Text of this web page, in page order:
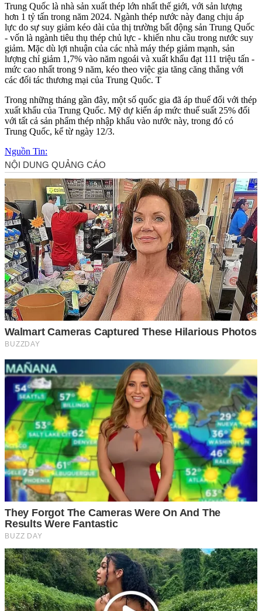
Trung Quốc là nhà sản xuất thép lớn nhất thế giới, với sản lượng
hơn 1 tỷ tấn trong năm 2024. Ngành thép nước này đang chịu áp
lực do sự suy giảm kéo dài của thị trường bất động sản Trung Quốc
- vốn là ngành tiêu thụ thép chủ lực - khiến nhu cầu trong nước suy
giảm. Mặc dù lợi nhuận của các nhà máy thép giảm mạnh, sản
lượng chỉ giảm 1,7% vào năm ngoái và xuất khẩu đạt 111 triệu tấn -
mức cao nhất trong 9 năm, kéo theo việc gia tăng căng thẳng với
các đối tác thương mại của Trung Quốc. T
Trong những tháng gần đây, một số quốc gia đã áp thuế đối với thép
xuất khẩu của Trung Quốc. Mỹ dự kiến áp mức thuế suất 25% đối
với tất cả sản phẩm thép nhập khẩu vào nước này, trong đó có
Trung Quốc, kể từ ngày 12/3.
Nguồn Tin: